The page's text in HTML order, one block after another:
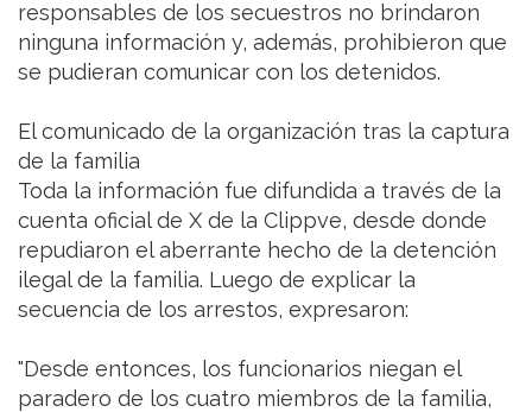
responsables de los secuestros no brindaron
ninguna información y, además, prohibieron que
se pudieran comunicar con los detenidos.
El comunicado de la organización tras la captura
de la familia
Toda la información fue difundida a través de la
cuenta oficial de X de la Clippve, desde donde
repudiaron el aberrante hecho de la detención
ilegal de la familia. Luego de explicar la
secuencia de los arrestos, expresaron:
"Desde entonces, los funcionarios niegan el
paradero de los cuatro miembros de la familia,